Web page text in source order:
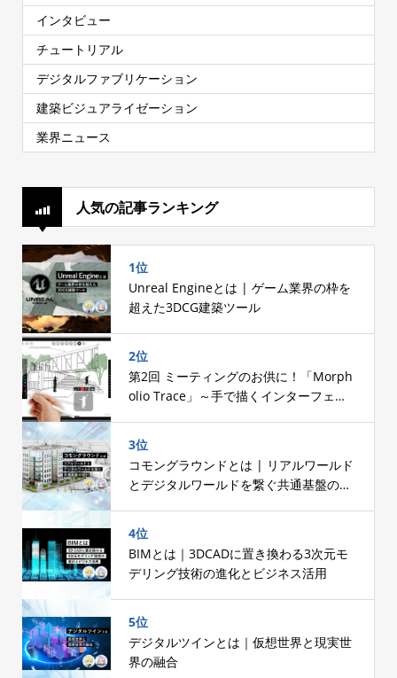
インタビュー
チュートリアル
デジタルファブリケーション
建築ビジュアライゼーション
業界ニュース
人気の記事ランキング
1位
Unreal Engineとは | ゲーム業界の枠を
超えた3DCG建築ツール
2位
第2回 ミーティングのお供に！「Morph
olio Trace」～手で描くインターフェー
3位
コモングラウンドとは | リアルワールド
とデジタルワールドを繋ぐ共通基盤の設
4位
BIMとは｜3DCADに置き換わる3次元モ
デリング技術の進化とビジネス活用
5位
デジタルツインとは｜仮想世界と現実世
界の融合